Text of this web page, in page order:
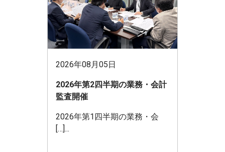
2026年08月05日
2026年第2四半期の業務・会計
監査開催
2026年第1四半期の業務・会
[…]...